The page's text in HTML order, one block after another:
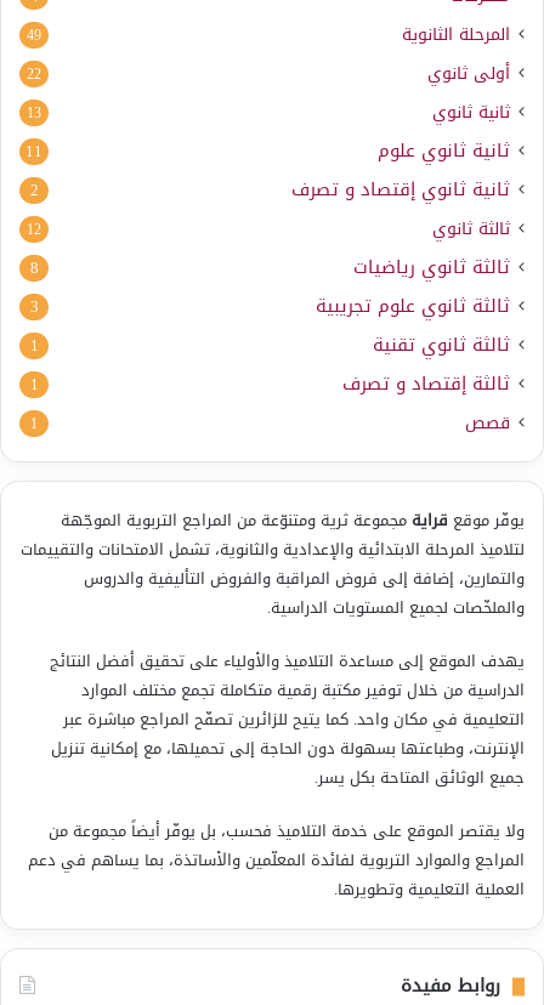
المرحلة الثانوية 49
أولى ثانوي 22
ثانية ثانوي 13
ثانية ثانوي علوم 11
ثانية ثانوي إقتصاد و تصرف 2
ثالثة ثانوي 12
ثالثة ثانوي رياضيات 8
ثالثة ثانوي علوم تجريبية 3
ثالثة ثانوي تقنية 1
ثالثة إقتصاد و تصرف 1
قصص 1
يوفّر موقع قرايةمجموعة ثرية ومتنوّعة من المراجع التربوية الموجّهة
لتلاميذ المرحلة الابتدائية والإعدادية والثانوية، تشمل الامتحانات والتقييمات
والتمارين، إضافة إلى فروض المراقبة والفروض التأليفية والدروس
والملخّصات لجميع المستويات الدراسية.
يهدف الموقع إلى مساعدة التلاميذ والأولياء على تحقيق أفضل النتائج
الدراسية من خلال توفير مكتبة رقمية متكاملة تجمع مختلف الموارد
التعليمية في مكان واحد. كما يتيح للزائرين تصفّح المراجع مباشرة عبر
الإنترنت، وطباعتها بسهولة دون الحاجة إلى تحميلها، مع إمكانية تنزيل
جميع الوثائق المتاحة بكل يسر.
ولا يقتصر الموقع على خدمة التلاميذ فحسب، بل يوفّر أيضاً مجموعة من
المراجع والموارد التربوية لفائدة المعلّمين والأساتذة، بما يساهم في دعم
العملية التعليمية وتطويرها.
روابط مفيدة